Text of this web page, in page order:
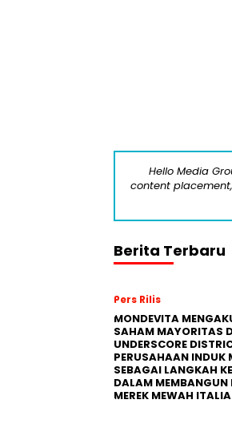
Hello Media
content
Berita Terbaru
Pers Rilis
MONDEVITA
SAHAM MAYORITAS
UNDERSCORE
PERUSAHAAN INDUK
SEBAGAI LANGKAH
DALAM MEMBANGUN
MEREK MEWAH